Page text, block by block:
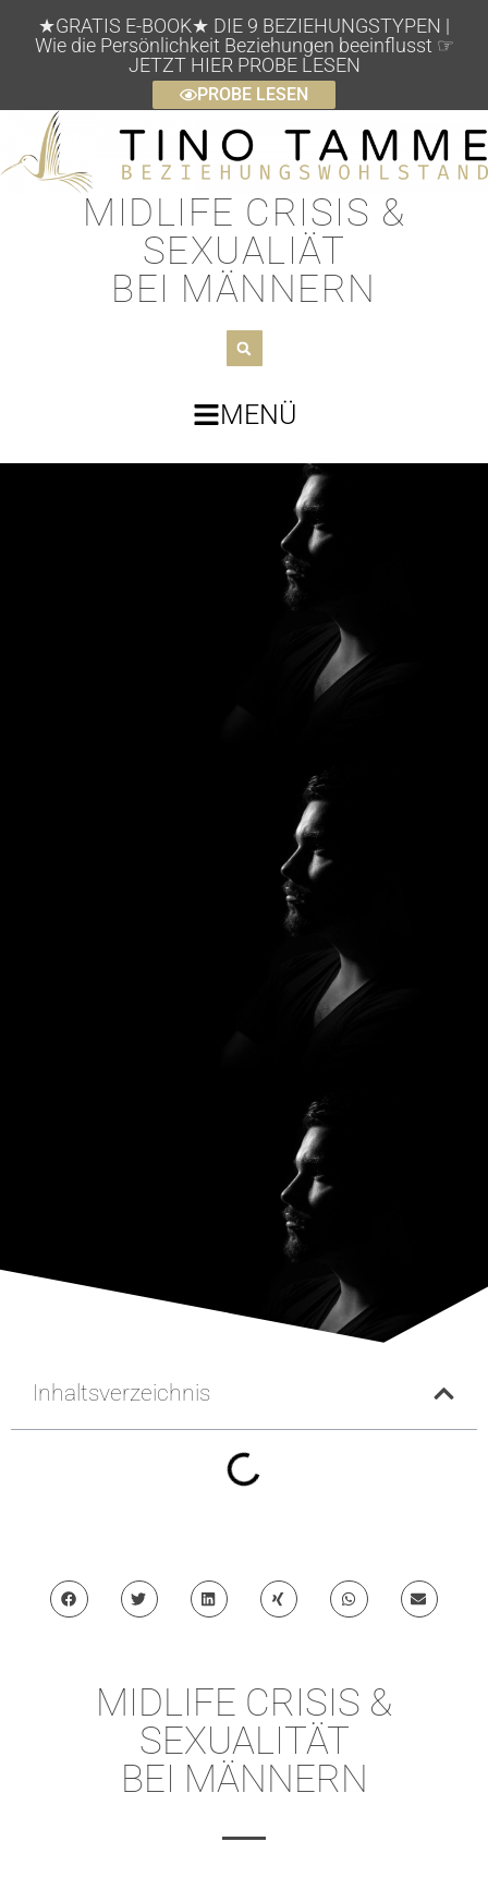
★GRATIS E-BOOK★ DIE 9 BEZIEHUNGSTYPEN |
Wie die Persönlichkeit Beziehungen beeinflusst ☞
JETZT HIER PROBE LESEN
PROBE LESEN
MIDLIFE CRISIS &
SEXUALIÄT
BEI MÄNNERN
MENÜ
Inhaltsverzeichnis
MIDLIFE CRISIS &
SEXUALITÄT
BEI MÄNNERN